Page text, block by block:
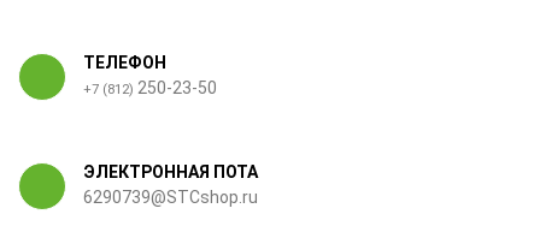
ТЕЛЕФОН
+7 (812) 250-23-50
ЭЛЕКТРОННАЯ ПОТА
6290739@STCshop.ru